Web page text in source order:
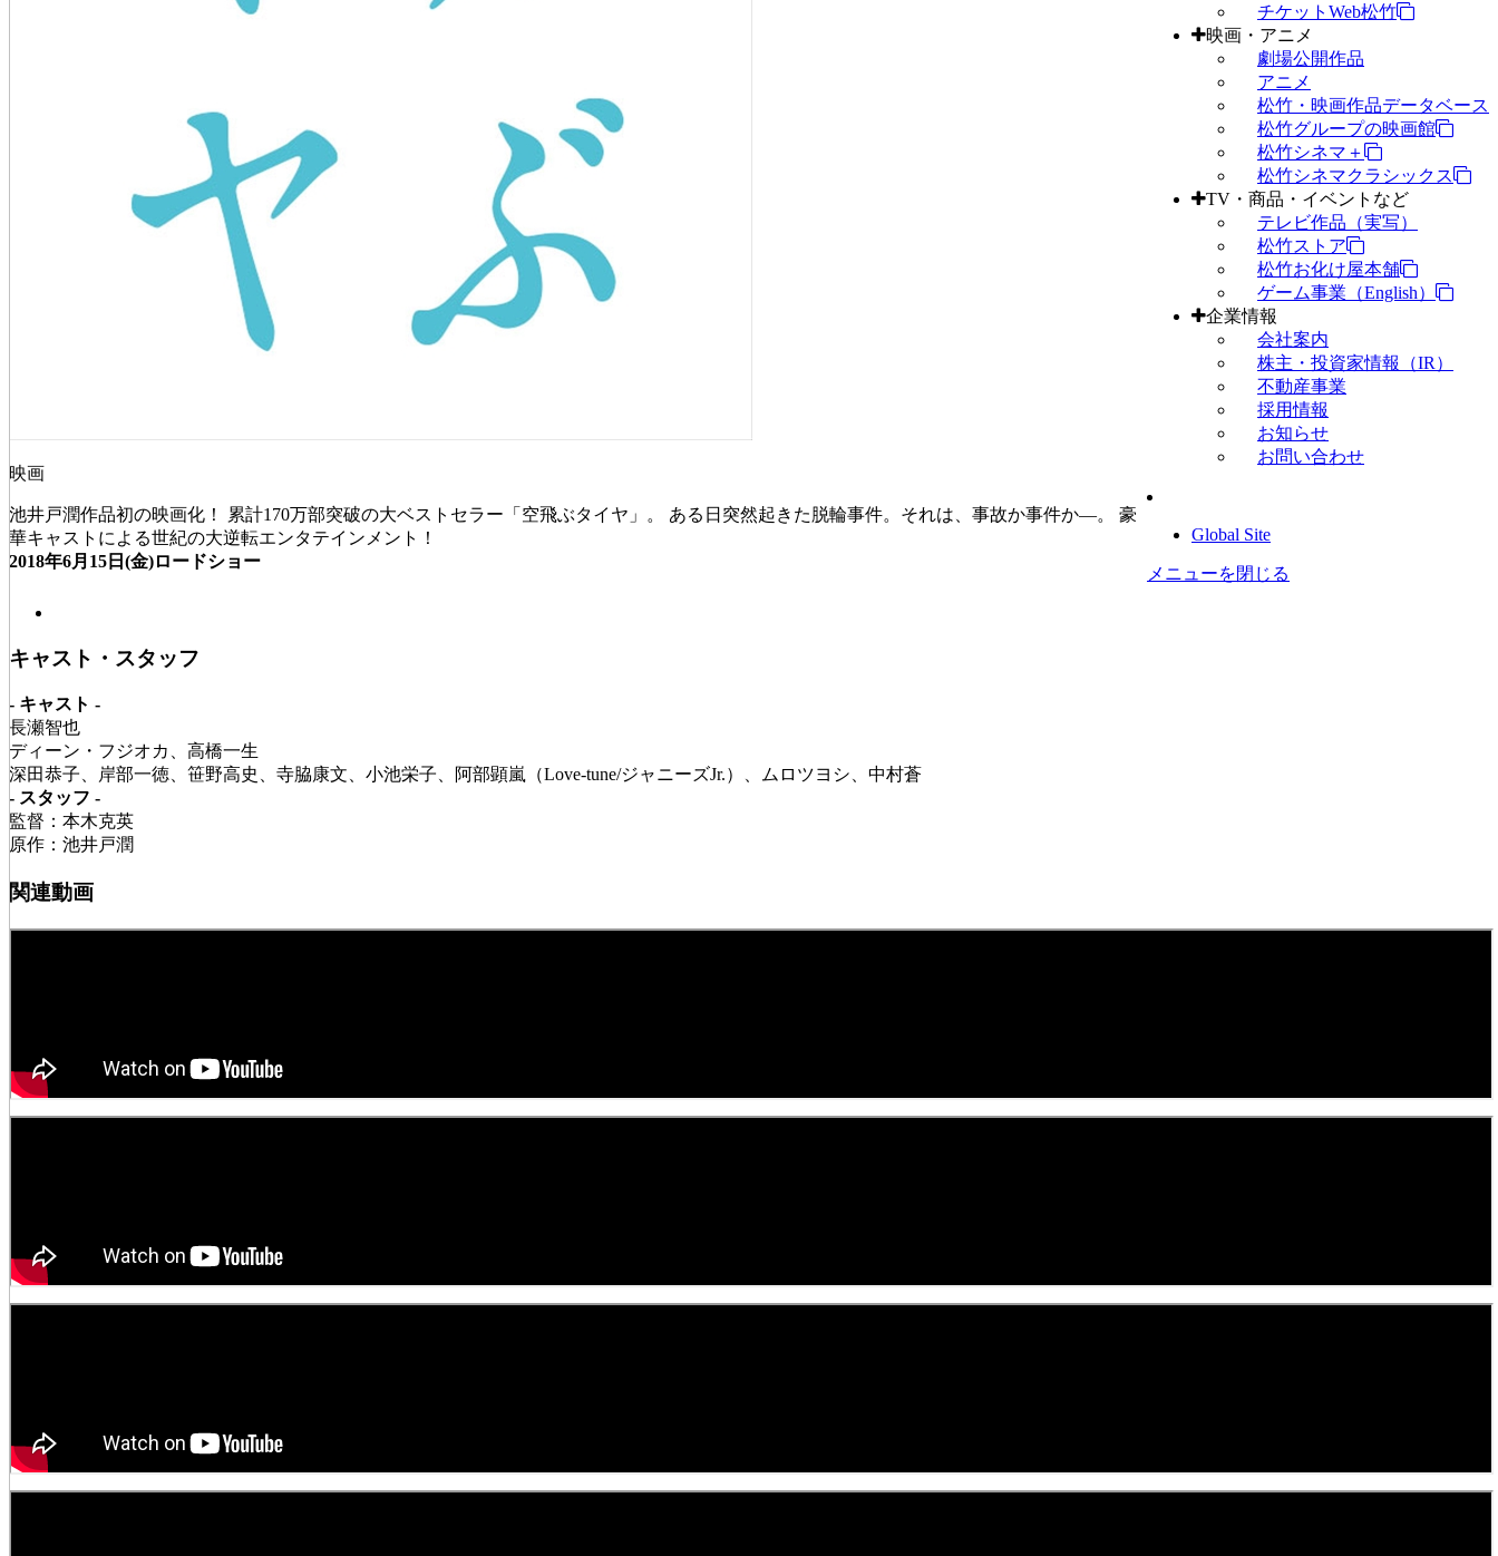
チケットWeb松竹
映画・アニメ
劇場公開作品
アニメ
松竹・映画作品データベース
松竹グループの映画館
松竹シネマ＋
松竹シネマクラシックス
TV・商品・イベントなど
テレビ作品（実写）
松竹ストア
松竹お化け屋本舗
ゲーム事業（English）
企業情報
会社案内
株主・投資家情報（IR）
不動産事業
採用情報
お知らせ
お問い合わせ
Global Site
メニューを閉じる
映画
池井戸潤作品初の映画化！ 累計170万部突破の大ベストセラー「空飛ぶタイヤ」。 ある日突然起きた脱輪事件。それは、事故か事件か―。 豪
華キャストによる世紀の大逆転エンタテインメント！
2018年6月15日(金)ロードショー
キャスト・スタッフ
- キャスト -
長瀬智也
ディーン・フジオカ、高橋一生
深田恭子、岸部一徳、笹野高史、寺脇康文、小池栄子、阿部顕嵐（Love-tune/ジャニーズJr.）、ムロツヨシ、中村蒼
- スタッフ -
監督：本木克英
原作：池井戸潤
関連動画